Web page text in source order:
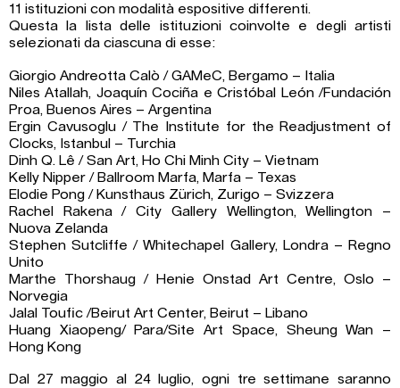
11 istituzioni con modalità espositive differenti.
Questa la lista delle istituzioni coinvolte e degli artisti
selezionati da ciascuna di esse:
Giorgio Andreotta Calò / GAMeC, Bergamo – Italia
Niles Atallah, Joaquín Cociña e Cristóbal León /Fundación
Proa, Buenos Aires – Argentina
Ergin Cavusoglu / The Institute for the Readjustment of
Clocks, Istanbul – Turchia
Dinh Q. Lê / San Art, Ho Chi Minh City – Vietnam
Kelly Nipper / Ballroom Marfa, Marfa – Texas
Elodie Pong / Kunsthaus Zürich, Zurigo – Svizzera
Rachel Rakena / City Gallery Wellington, Wellington –
Nuova Zelanda
Stephen Sutcliffe / Whitechapel Gallery, Londra – Regno
Unito
Marthe Thorshaug / Henie Onstad Art Centre, Oslo –
Norvegia
Jalal Toufic /Beirut Art Center, Beirut – Libano
Huang Xiaopeng/ Para/Site Art Space, Sheung Wan –
Hong Kong
Dal 27 maggio al 24 luglio, ogni tre settimane saranno